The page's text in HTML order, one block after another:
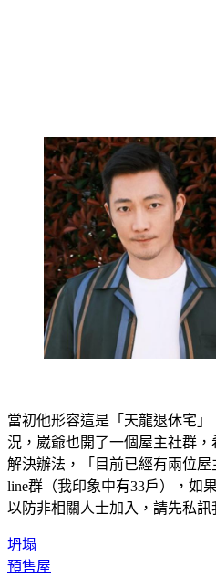
當初他形容這是「天龍退休宅
況，崴爺也開了一個屋主社群
解決辦法，「目前已經有兩位
line群（我印象中有33戶），如
以防非相關人士加入，請先私訊
坍塌
預售屋